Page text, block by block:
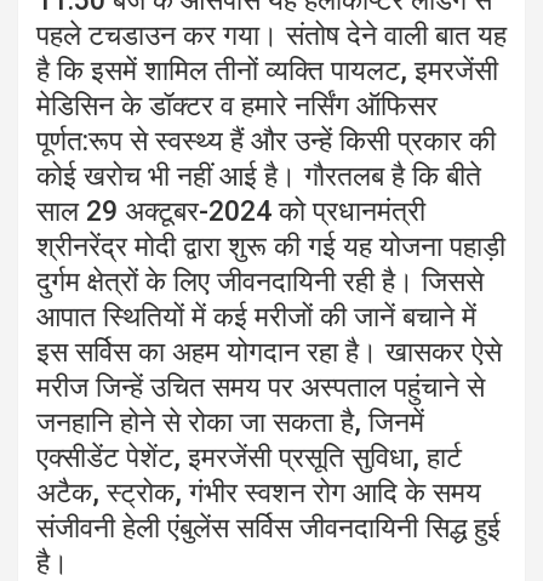
पहले टचडाउन कर गया। संतोष देने वाली बात यह
है कि इसमें शामिल तीनों व्यक्ति पायलट, इमरजेंसी
मेडिसिन के डॉक्टर व हमारे नर्सिंग ऑफिसर
पूर्णत:रूप से स्वस्थ्य हैं और उन्हें किसी प्रकार की
कोई खरोच भी नहीं आई है। गौरतलब है कि बीते
साल 29 अक्टूबर-2024 को प्रधानमंत्री
श्रीनरेंद्र मोदी द्वारा शुरू की गई यह योजना पहाड़ी
दुर्गम क्षेत्रों के लिए जीवनदायिनी रही है। जिससे
आपात स्थितियों में कई मरीजों की जानें बचाने में
इस सर्विस का अहम योगदान रहा है। खासकर ऐसे
मरीज जिन्हें उचित समय पर अस्पताल पहुंचाने से
जनहानि होने से रोका जा सकता है, जिनमें
एक्सीडेंट पेशेंट, इमरजेंसी प्रसूति सुविधा, हार्ट
अटैक, स्ट्रोक, गंभीर स्वशन रोग आदि के समय
संजीवनी हेली एंबुलेंस सर्विस जीवनदायिनी सिद्ध हुई
है।